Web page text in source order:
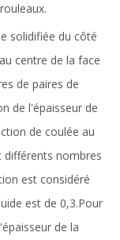
solidifiée du côté
centre de la face
de paires de
de l'épaisseur de
de coulée au
nombres
est considéré
est de 0,3.Pour
de la